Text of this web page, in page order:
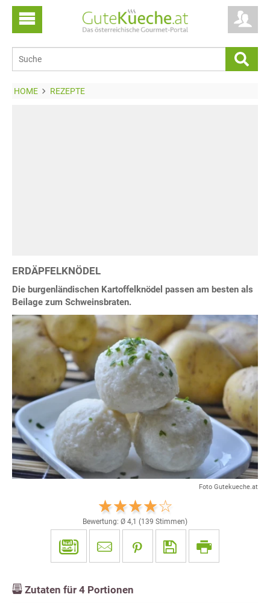
HOME REZEPTE
ERDÄPFELKNÖDEL
Die burgenländischen Kartoffelknödel passen am besten als
Beilage zum Schweinsbraten.
Foto Gutekueche.at
Bewertung: Ø 4,1 (139 Stimmen)
Zutaten für 4 Portionen